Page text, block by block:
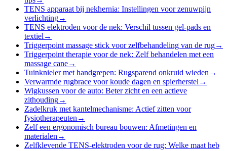
TENS apparaat bij nekhernia: Instellingen voor zenuwpijn
verlichting→
TENS elektroden voor de nek: Verschil tussen gel-pads en
textiel →
Triggerpoint massage stick voor zelfbehandeling van de rug→
Triggerpoint therapie voor de nek: Zelf behandelen met een
massage cane→
Tuinknieler met handgrepen: Rugsparend onkruid wieden →
Verwarmde rugbrace voor koude dagen en spierherstel →
Wigkussen voor de auto: Beter zicht en een actieve
zithouding→
Zadelkruk met kantelmechanisme: Actief zitten voor
fysiotherapeuten →
Zelf een ergonomisch bureau bouwen: Afmetingen en
materialen →
Zelfklevende TENS-elektroden voor de rug: Welke maat heb